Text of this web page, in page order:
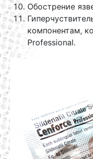
Обострение
компонентам,
Professional.